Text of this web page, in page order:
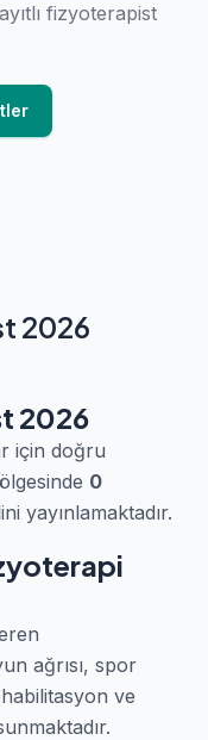
fizyoterapist
2026
2026
için doğru
0
yayınlamaktadır.
ağrısı, spor
ve